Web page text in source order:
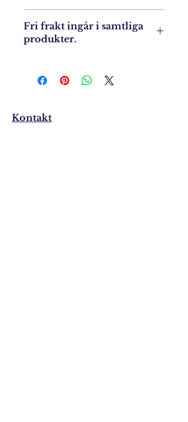
925 och guldpläterat silver. Cirka
1,8 cm bred.
Fri frakt ingår i samtliga
produkter.
Kontakt